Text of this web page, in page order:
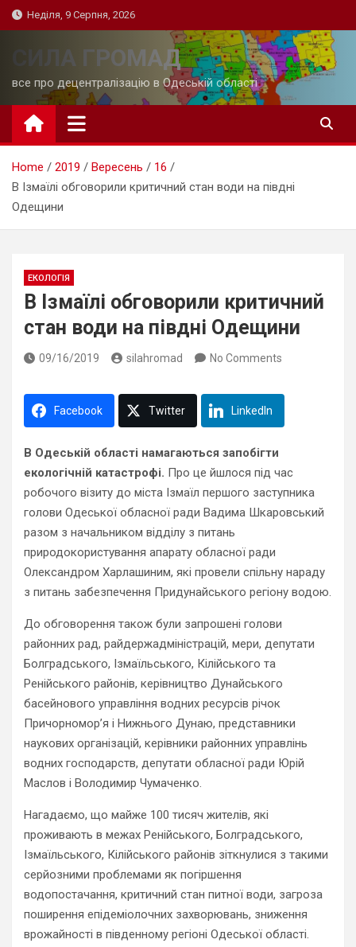
Skip
to
Неділя, 9 Серпня, 2026
СИЛА ГРОМАД
все про децентралізацію в Одеській області
Home 2019 Вересень
16
В Ізмаїлі обговорили критичний стан води на півдні
Одещини
ЕКОЛОГІЯ
В Ізмаїлі обговорили критичний
стан води на півдні Одещини
09/16/2019 silahromad No Comments
Facebook Twitter LinkedIn
В Одеській області намагаються запобігти
екологічній катастрофі. Про це йшлося під час
робочого візиту до міста Ізмаїл першого заступника
голови Одеської обласної ради Вадима Шкаровський
разом з начальником відділу з питань
природокористування апарату обласної ради
Олександром Харлашиним, які провели спільну нараду
з питань забезпечення Придунайського регіону водою.
До обговорення також були запрошені голови
районних рад, райдержадміністрацій, мери, депутати
Болградського, Ізмаїльського, Кілійського та
Ренійського районів, керівництво Дунайського
басейнового управління водних ресурсів річок
Причорномор’я і Нижнього Дунаю, представники
наукових організацій, керівники районних управлінь
водних господарств, депутати обласної ради Юрій
Маслов і Володимир Чумаченко.
Нагадаємо, що майже 100 тисяч жителів, які
проживають в межах Ренійського, Болградського,
Ізмаїльського, Кілійського районів зіткнулися з такими
серйозними проблемами як погіршення
водопостачання, критичний стан питної води, загроза
поширення епідеміолочних захворювань, зниження
врожайності в південному регіоні Одеської області.